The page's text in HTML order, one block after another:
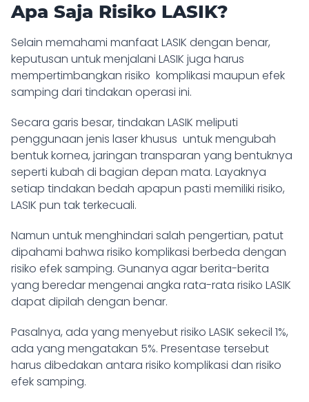
Apa Saja Risiko LASIK?
Selain memahami manfaat LASIK dengan benar,
keputusan untuk menjalani LASIK juga harus
mempertimbangkan risiko komplikasi maupun efek
samping dari tindakan operasi ini.
Secara garis besar, tindakan LASIK meliputi
penggunaan jenis laser khusus untuk mengubah
bentuk kornea, jaringan transparan yang bentuknya
seperti kubah di bagian depan mata. Layaknya
setiap tindakan bedah apapun pasti memiliki risiko,
LASIK pun tak terkecuali.
Namun untuk menghindari salah pengertian, patut
dipahami bahwa risiko komplikasi berbeda dengan
risiko efek samping. Gunanya agar berita-berita
yang beredar mengenai angka rata-rata risiko LASIK
dapat dipilah dengan benar.
Pasalnya, ada yang menyebut risiko LASIK sekecil 1%,
ada yang mengatakan 5%. Presentase tersebut
harus dibedakan antara risiko komplikasi dan risiko
efek samping.